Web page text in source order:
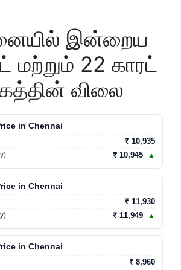
இன்றைய
மற்றும் 22 காரட்
விலை
in Chennai
₹ 10,935
₹ 10,945 ▲
in Chennai
₹ 11,930
₹ 11,949 ▲
in Chennai
₹ 8,960